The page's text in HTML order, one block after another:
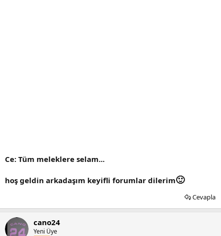
Ce: Tüm meleklere selam...
hoş geldin arkadaşım keyifli forumlar dilerim🙂
Cevapla
cano24
Yeni Üye